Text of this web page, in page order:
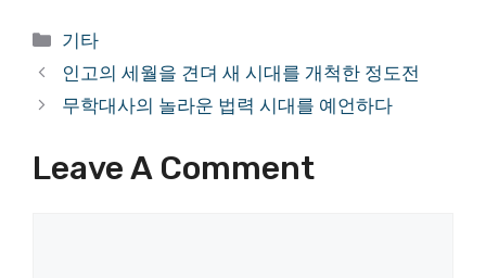
Categories
기타
인고의 세월을 견뎌 새 시대를 개척한 정도전
무학대사의 놀라운 법력 시대를 예언하다
Leave A Comment